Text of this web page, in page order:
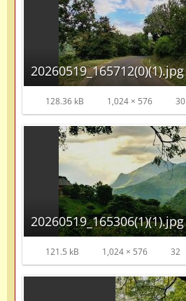
20260519_165712(0)(1).jpg
128.36 kB 1,024 × 576 30
20260519_165306(1)(1).jpg
121.5 kB 1,024 × 576 32